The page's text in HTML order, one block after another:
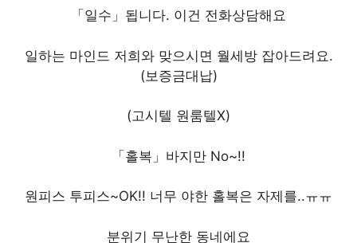
「일수」됩니다. 이건 전화상담해요
일하는 마인드 저희와 맞으시면 월세방 잡아드려요.
(보증금대납)
(고시텔 원룸텔X)
「홀복」바지만 No~!!
원피스 투피스~OK!! 너무 야한 홀복은 자제를..ㅠㅠ
분위기 무난한 동네에요